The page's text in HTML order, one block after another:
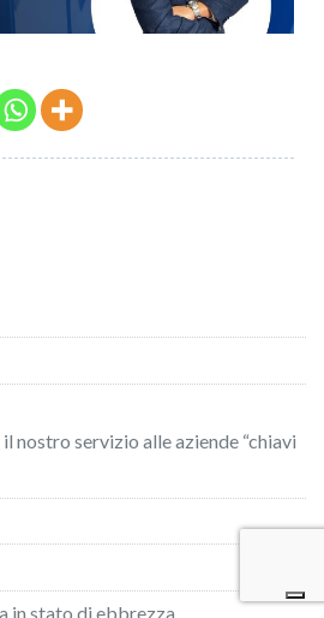
nostro servizio alle aziende “chiavi
in stato di ebbrezza